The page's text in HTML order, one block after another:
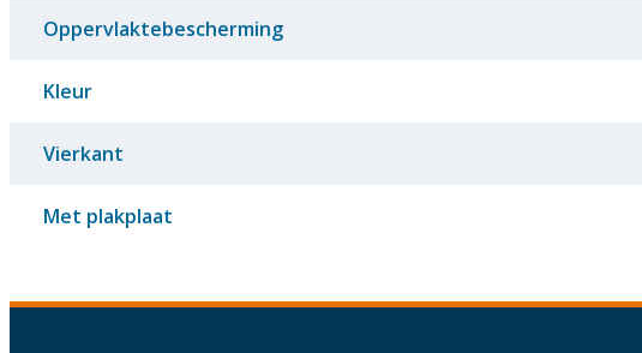
Oppervlaktebescherming
Kleur
Vierkant
Met plakplaat